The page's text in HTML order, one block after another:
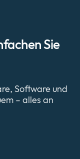
Sie
Software und
– alles an